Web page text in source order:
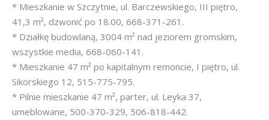
* Mieszkanie w Szczytnie, ul. Barczewskiego, III piętro,
41,3 m², dzwonić po 18.00, 668-371-261.
* Działkę budowlaną, 3004 m² nad jeziorem gromskim,
wszystkie media, 668-060-141.
* Mieszkanie 47 m² po kapitalnym remoncie, I piętro, ul.
Sikorskiego 12, 515-775-795.
* Pilnie mieszkanie 47 m², parter, ul. Leyka 37,
umeblowane, 500-370-329, 506-818-442.